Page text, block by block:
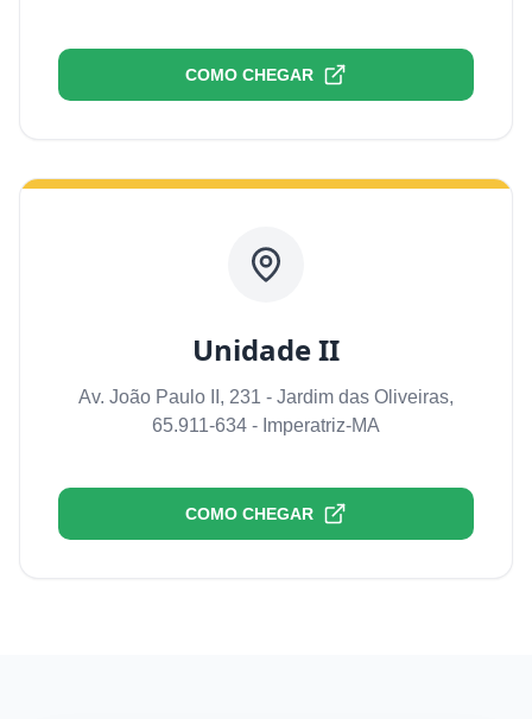
COMO CHEGAR
Unidade II
Av. João Paulo II, 231 - Jardim das Oliveiras,
65.911-634 - Imperatriz-MA
COMO CHEGAR